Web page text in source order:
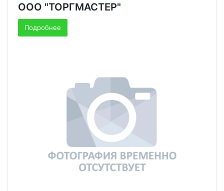
ООО "ТОРГМАСТЕР"
Подробнее